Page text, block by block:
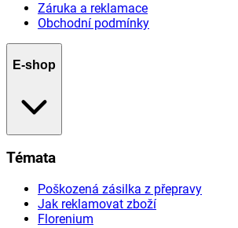
Záruka a reklamace
Obchodní podmínky
E-shop
Témata
Poškozená zásilka z přepravy
Jak reklamovat zboží
Florenium